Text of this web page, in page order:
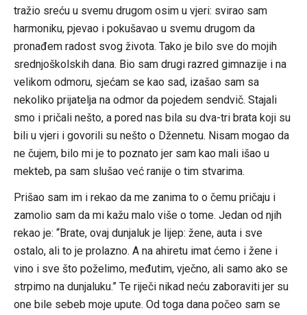
tražio sreću u svemu drugom osim u vjeri: svirao sam
harmoniku, pjevao i pokušavao u svemu drugom da
pronađem radost svog života. Tako je bilo sve do mojih
srednjoškolskih dana. Bio sam drugi razred gimnazije i na
velikom odmoru, sjećam se kao sad, izašao sam sa
nekoliko prijatelja na odmor da pojedem sendvič. Stajali
smo i pričali nešto, a pored nas bila su dva-tri brata koji su
bili u vjeri i govorili su nešto o Džennetu. Nisam mogao da
ne čujem, bilo mi je to poznato jer sam kao mali išao u
mekteb, pa sam slušao već ranije o tim stvarima.
Prišao sam im i rekao da me zanima to o čemu pričaju i
zamolio sam da mi kažu malo više o tome. Jedan od njih
rekao je: “Brate, ovaj dunjaluk je lijep: žene, auta i sve
ostalo, ali to je prolazno. A na ahiretu imat ćemo i žene i
vino i sve što poželimo, međutim, vječno, ali samo ako se
strpimo na dunjaluku.” Te riječi nikad neću zaboraviti jer su
one bile sebeb moje upute. Od toga dana počeo sam se